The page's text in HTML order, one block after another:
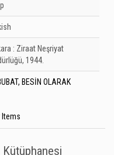
: Ziraat Neşriyat
1944.
BESİN OLARAK
Items
Kütüphanesi